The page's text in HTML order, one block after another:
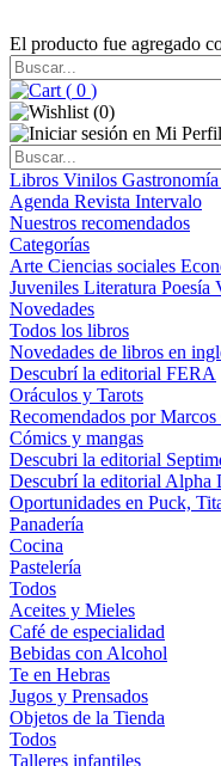
El producto fue agregado
( 0 )
(0)
Libros Vinilos Gastronomía
Agenda Revista Intervalo
Nuestros recomendados
Categorías
Arte Ciencias sociales
Juveniles Literatura Poesía
Novedades
Todos los libros
Novedades de libros en
Descubrí la editorial FERA
Oráculos y Tarots
Recomendados por Marcos
Cómics y mangas
Descubri la editorial
Descubrí la editorial Alpha
Oportunidades en Puck,
Panadería
Cocina
Pastelería
Todos
Aceites y Mieles
Café de especialidad
Bebidas con Alcohol
Te en Hebras
Jugos y Prensados
Objetos de la Tienda
Todos
Talleres infantiles